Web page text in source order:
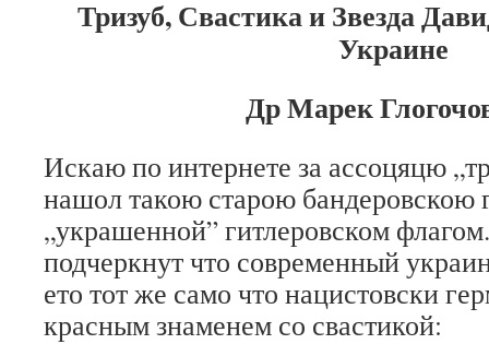
Тризуб, Свастика и Звезда
Украине
Др Марек
Искаю по интернете за ассоцяцю
нашол такою старою бандеровскою
„украшенной” гитлеровском
подчеркнут что современный
ето тот же само что нацистовски
красным знаменем со свастикой: